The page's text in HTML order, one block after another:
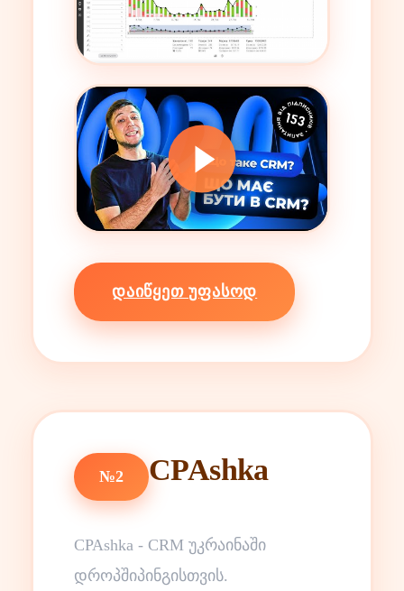
ᲓᲐᲘᲬᲧᲔᲗ ᲣᲤᲐᲡᲝᲓ
№2 CPAshka
CPAshka - CRM უკრაინაში
დროპშიპინგისთვის.